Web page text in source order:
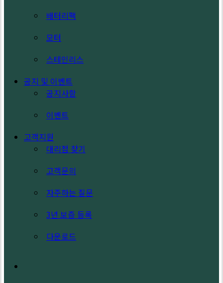
배터리팩
모터
스테인리스
공지 및 이벤트
공지사항
이벤트
고객지원
대리점 찾기
고객문의
자주하는 질문
3년 보증 등록
다운로드